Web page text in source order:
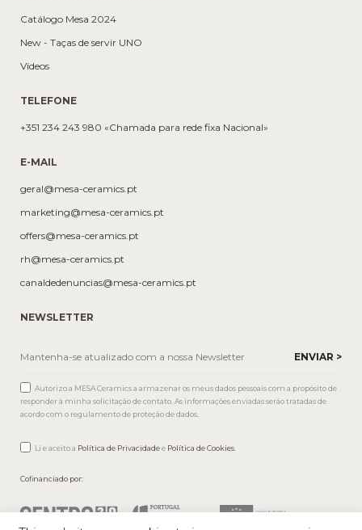
Catálogo Mesa 2024
New - Taças de servir UNO
Vídeos
TELEFONE
+351 234 243 980 «Chamada para rede fixa Nacional»
E-MAIL
geral@mesa-ceramics.pt
marketing@mesa-ceramics.pt
offers@mesa-ceramics.pt
rh@mesa-ceramics.pt
canaldedenuncias@mesa-ceramics.pt
NEWSLETTER
Autorizo a MESA Ceramics a armazenar os meus dados pessoais com a propósito de
responder à minha solicitação de contato. As informações enviadas serão tratadas de
acordo com o regulamento de proteção de dados.
Li e aceito a Política de Privacidadee Política de Cookies.
Cofinanciado por: